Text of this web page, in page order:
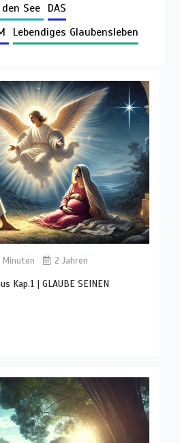
See DAS
Lebendiges Glaubensleben
Minuten 2 Jahren
Kap.1 | GLAUBE SEINEN